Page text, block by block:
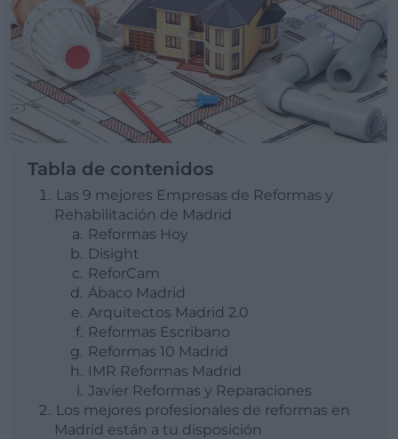
Tabla de contenidos
Las 9 mejores Empresas de Reformas y
Rehabilitación de Madrid
Reformas Hoy
Disight
ReforCam
Ábaco Madrid
Arquitectos Madrid 2.0
Reformas Escribano
Reformas 10 Madrid
IMR Reformas Madrid
Javier Reformas y Reparaciones
Los mejores profesionales de reformas en
Madrid están a tu disposición